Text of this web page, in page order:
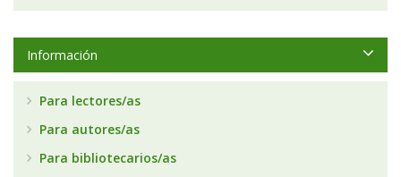
Información
Para lectores/as
Para autores/as
Para bibliotecarios/as